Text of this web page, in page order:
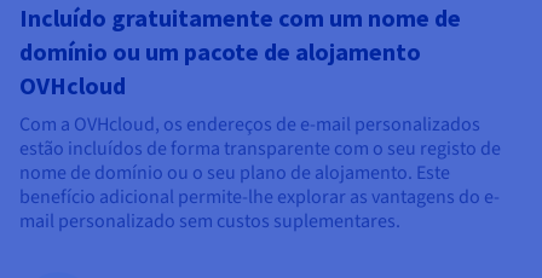
Incluído gratuitamente com um nome de
domínio ou um pacote de alojamento
OVHcloud
Com a OVHcloud, os endereços de e-mail personalizados
estão incluídos de forma transparente com o seu registo de
nome de domínio ou o seu plano de alojamento. Este
benefício adicional permite-lhe explorar as vantagens do e-
mail personalizado sem custos suplementares.